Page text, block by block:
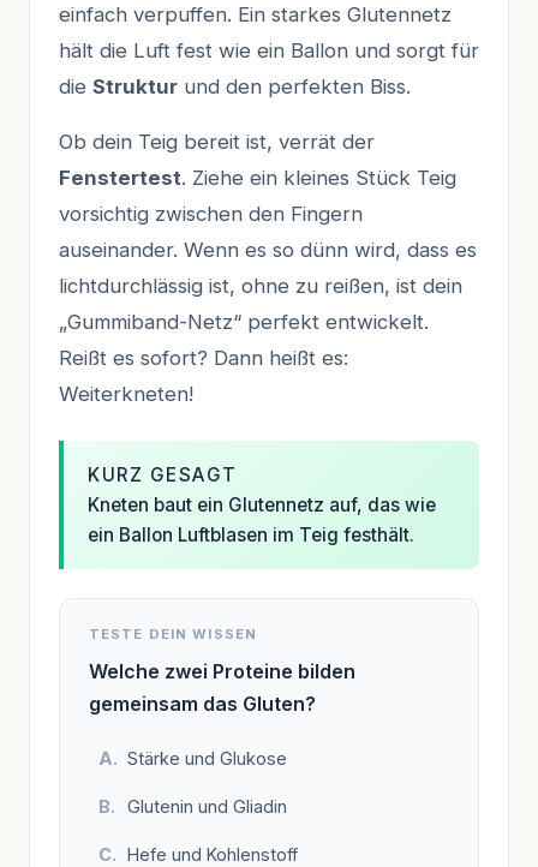
einfach verpuffen. Ein starkes Glutennetz
hält die Luft fest wie ein Ballon und sorgt für
die Struktur und den perfekten Biss.
Ob dein Teig bereit ist, verrät der
Fenstertest. Ziehe ein kleines Stück Teig
vorsichtig zwischen den Fingern
auseinander. Wenn es so dünn wird, dass es
lichtdurchlässig ist, ohne zu reißen, ist dein
„Gummiband-Netz“ perfekt entwickelt.
Reißt es sofort? Dann heißt es:
Weiterkneten!
KURZ GESAGT
Kneten baut ein Glutennetz auf, das wie
ein Ballon Luftblasen im Teig festhält.
TESTE DEIN WISSEN
Welche zwei Proteine bilden
gemeinsam das Gluten?
Stärke und Glukose
Glutenin und Gliadin
Hefe und Kohlenstoff